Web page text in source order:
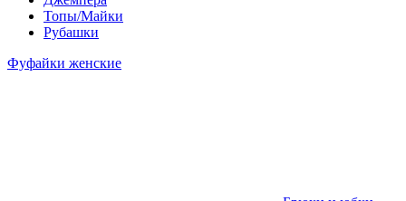
Топы/Майки
Рубашки
Фуфайки женские